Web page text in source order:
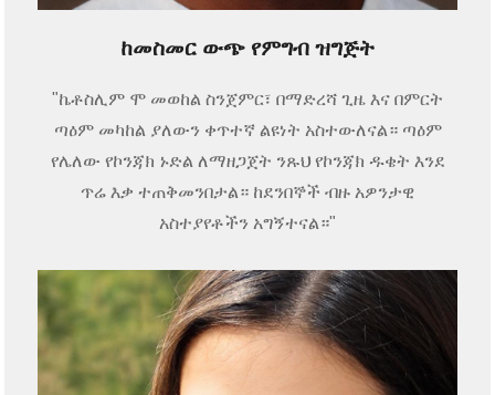
ከመስመር ውጭ የምግብ ዝግጅት
"ኬቶስሊም ሞ መወከል ስንጀምር፣ በማድረሻ ጊዜ እና በምርት
ጣዕም መካከል ያለውን ቀጥተኛ ልዩነት አስተውለናል። ጣዕም
የሌለው የኮንጃክ ኑድል ለማዘጋጀት ንጹህ የኮንጃክ ዱቄት እንደ
ጥሬ እቃ ተጠቅመንበታል። ከደንበኞች ብዙ አዎንታዊ
አስተያየቶችን አግኝተናል።"